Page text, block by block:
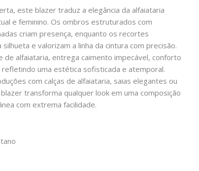
este blazer traduz a elegância da alfaiataria
e feminino. Os ombros estruturados com
criam presença, enquanto os recortes
e valorizam a linha da cintura com precisão.
de alfaiataria, entrega caimento impecável, conforto
uma estética sofisticada e atemporal.
com calças de alfaiataria, saias elegantes ou
transforma qualquer look em uma composição
com extrema facilidade.